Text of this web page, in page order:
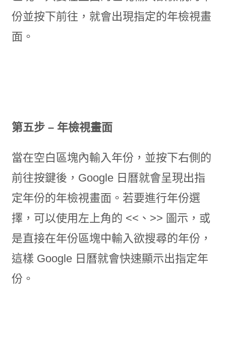
份並按下前往，就會出現指定的年檢視畫
面。
第五步 – 年檢視畫面
當在空白區塊內輸入年份，並按下右側的
前往按鍵後，Google 日曆就會呈現出指
定年份的年檢視畫面。若要進行年份選
擇，可以使用左上角的 <<、>> 圖示，或
是直接在年份區塊中輸入欲搜尋的年份，
這樣 Google 日曆就會快速顯示出指定年
份。